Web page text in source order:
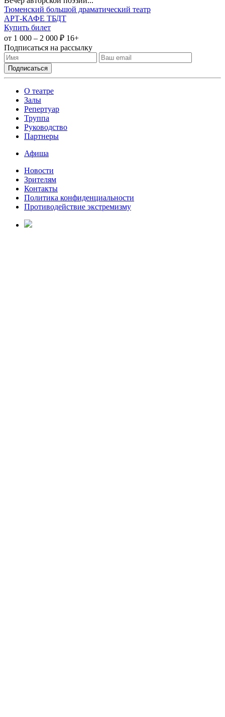
Тюменский большой драматический театр
АРТ-КАФЕ ТБДТ
Купить билет
от 1 000 – 2 000 ₽ 16+
Подписаться на рассылку
О театре
Залы
Репертуар
Труппа
Руководство
Партнеры
Афиша
Новости
Зрителям
Контакты
Политика конфиденциальности
Противодействие экстремизму